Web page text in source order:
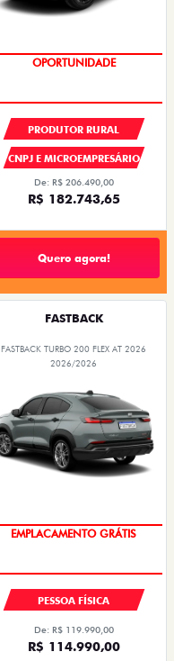
PREÇOS REDUZIDOS
PRODUTOR RURAL
CNPJ E MICROEMPRESÁRIO
De: R$ 206.490,00
R$ 182.743,65
Quero agora!
FASTBACK
FASTBACK TURBO 200 FLEX AT 2026
2026/2026
OPORTUNIDADE
PESSOA FÍSICA
De: R$ 119.990,00
R$ 114.990,00